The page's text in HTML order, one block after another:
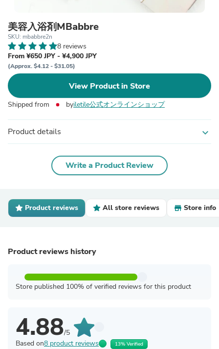
美容入浴剤MBabbre
SKU: mbabbre2n
8 reviews
From ¥650 JPY - ¥4,900 JPY
(Approx. $4.12 - $31.05)
View Product in Store
Shipped from byiletile公式オンラインショップ
Product details expand_more
Write a Product Review
Product reviews All store reviews Store info
Product reviews history
Store published 100% of verified reviews for this product
4.88/5
Based on8 product reviews 13% Verified